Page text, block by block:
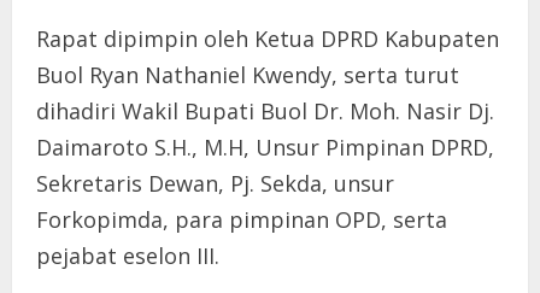
Rapat dipimpin oleh Ketua DPRD Kabupaten
Buol Ryan Nathaniel Kwendy, serta turut
dihadiri Wakil Bupati Buol Dr. Moh. Nasir Dj.
Daimaroto S.H., M.H, Unsur Pimpinan DPRD,
Sekretaris Dewan, Pj. Sekda, unsur
Forkopimda, para pimpinan OPD, serta
pejabat eselon III.